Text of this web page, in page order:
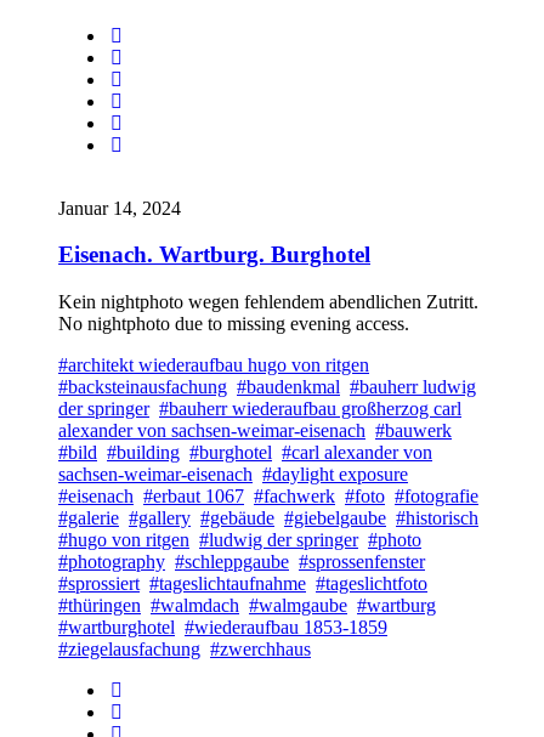
Januar 14, 2024
Eisenach. Wartburg. Burghotel
Kein nightphoto wegen fehlendem abendlichen Zutritt.
No nightphoto due to missing evening access.
#architekt wiederaufbau hugo von ritgen
#backsteinausfachung #baudenkmal #bauherr ludwig
der springer #bauherr wiederaufbau großherzog carl
alexander von sachsen-weimar-eisenach #bauwerk
#bild #building #burghotel #carl alexander von
sachsen-weimar-eisenach #daylight exposure
#eisenach #erbaut 1067 #fachwerk #foto #fotografie
#galerie #gallery #gebäude #giebelgaube #historisch
#hugo von ritgen #ludwig der springer #photo
#photography #schleppgaube #sprossenfenster
#sprossiert #tageslichtaufnahme #tageslichtfoto
#thüringen #walmdach #walmgaube #wartburg
#wartburghotel #wiederaufbau 1853-1859
#ziegelausfachung #zwerchhaus